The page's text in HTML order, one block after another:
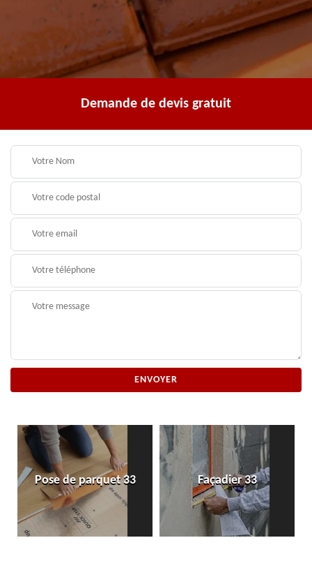
Demande de devis gratuit
Pose de parquet 33 Façadier 33